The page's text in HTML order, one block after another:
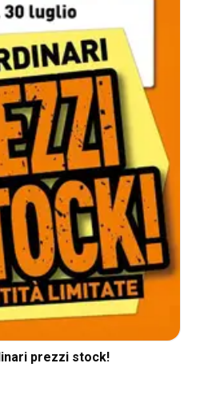
prezzi stock!